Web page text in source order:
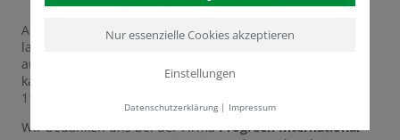
Auf der Messe wurden über 1000 innovative
landwirtschaftliche Produkte vorgestellt bei denen Käufer
aus den Philippinen, Thailand, Malaysia, Vietnam usw.
kamen. Die dreitätige Ausstellung wurde von mehr als
11.000 Fachleuten besucht.
Wir bedanken uns bei der FirmaProgreen International
Nur essenzielle Cookies akzeptieren
Einstellungen
Datenschutzerklärung| Impressum